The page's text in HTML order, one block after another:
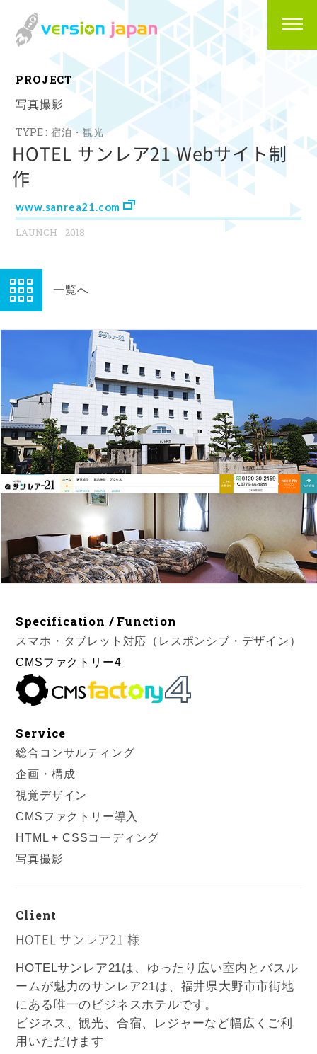
PROJECT
写真撮影
宿泊・観光
HOTEL サンレア21 Webサイト制
作
www.sanrea21.com
2018
一覧へ
Specification / Function
スマホ・タブレット対応（レスポンシブ・デザイン）
CMSファクトリー4
Service
総合コンサルティング
企画・構成
視覚デザイン
CMSファクトリー導入
HTML + CSSコーディング
写真撮影
Client
HOTEL サンレア21 様
HOTELサンレア21は、ゆったり広い室内とバスル
ームが魅力のサンレア21は、福井県大野市市街地
にある唯一のビジネスホテルです。
ビジネス、観光、合宿、レジャーなど幅広くご利
用いただけます